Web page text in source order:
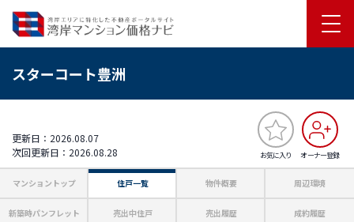
スターコート豊洲
お気に入り オーナー登録
更新日：2026.08.07
次回更新日：2026.08.28
マンショントップ 住戸一覧 物件概要 周辺環境
新築時パンフレット 売出中住戸 売出履歴 成約履歴